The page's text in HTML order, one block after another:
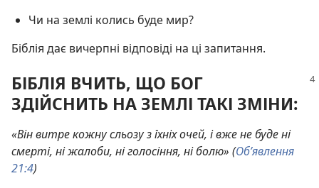
Чи на землі колись буде мир?
Біблія дає вичерпні відповіді на ці запитання.
БІБЛІЯ ВЧИТЬ, ЩО БОГ
ЗДІЙСНИТЬ НА ЗЕМЛІ ТАКІ ЗМІНИ:
«Він витре кожну сльозу з їхніх очей, і вже не буде ні
смерті, ні жалоби, ні голосіння, ні болю» (Об’явлення
21:4)